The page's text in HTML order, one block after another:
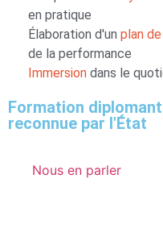
en pratique
Élaboration d'un plan
de la performance
Immersion dans le
Formation
reconnue par l'État
Nous en parler